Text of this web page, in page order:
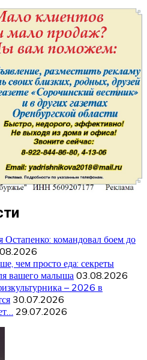
Остапенко: командовал боем до
чем просто еда: секреты
вашего малыша 03.08.2026
– 2026 в
30.07.2026
29.07.2026